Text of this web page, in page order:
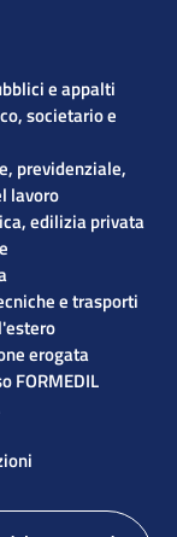
e appalti
societario e
previdenziale,
lavoro
edilizia privata
e trasporti
erogata
FORMEDIL